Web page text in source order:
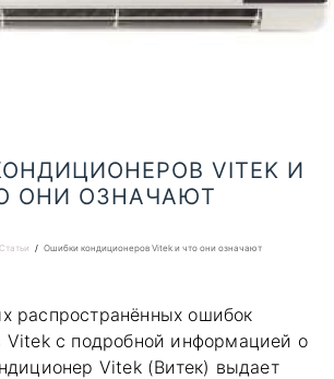
VITEK И
ОНИ ОЗНАЧАЮТ
Статьи Ошибки кондиционеров Vitek и что они означают
распространённых ошибок
Vitek с подробной информацией о
Vitek (Витек) выдает